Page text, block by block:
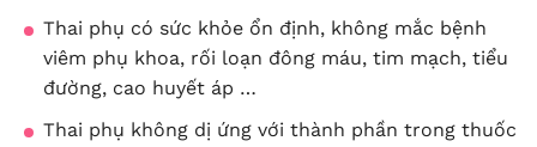
Thai phụ có sức khỏe ổn định, không mắc bệnh
viêm phụ khoa, rối loạn đông máu, tim mạch, tiểu
đường, cao huyết áp …
Thai phụ không dị ứng với thành phần trong thuốc